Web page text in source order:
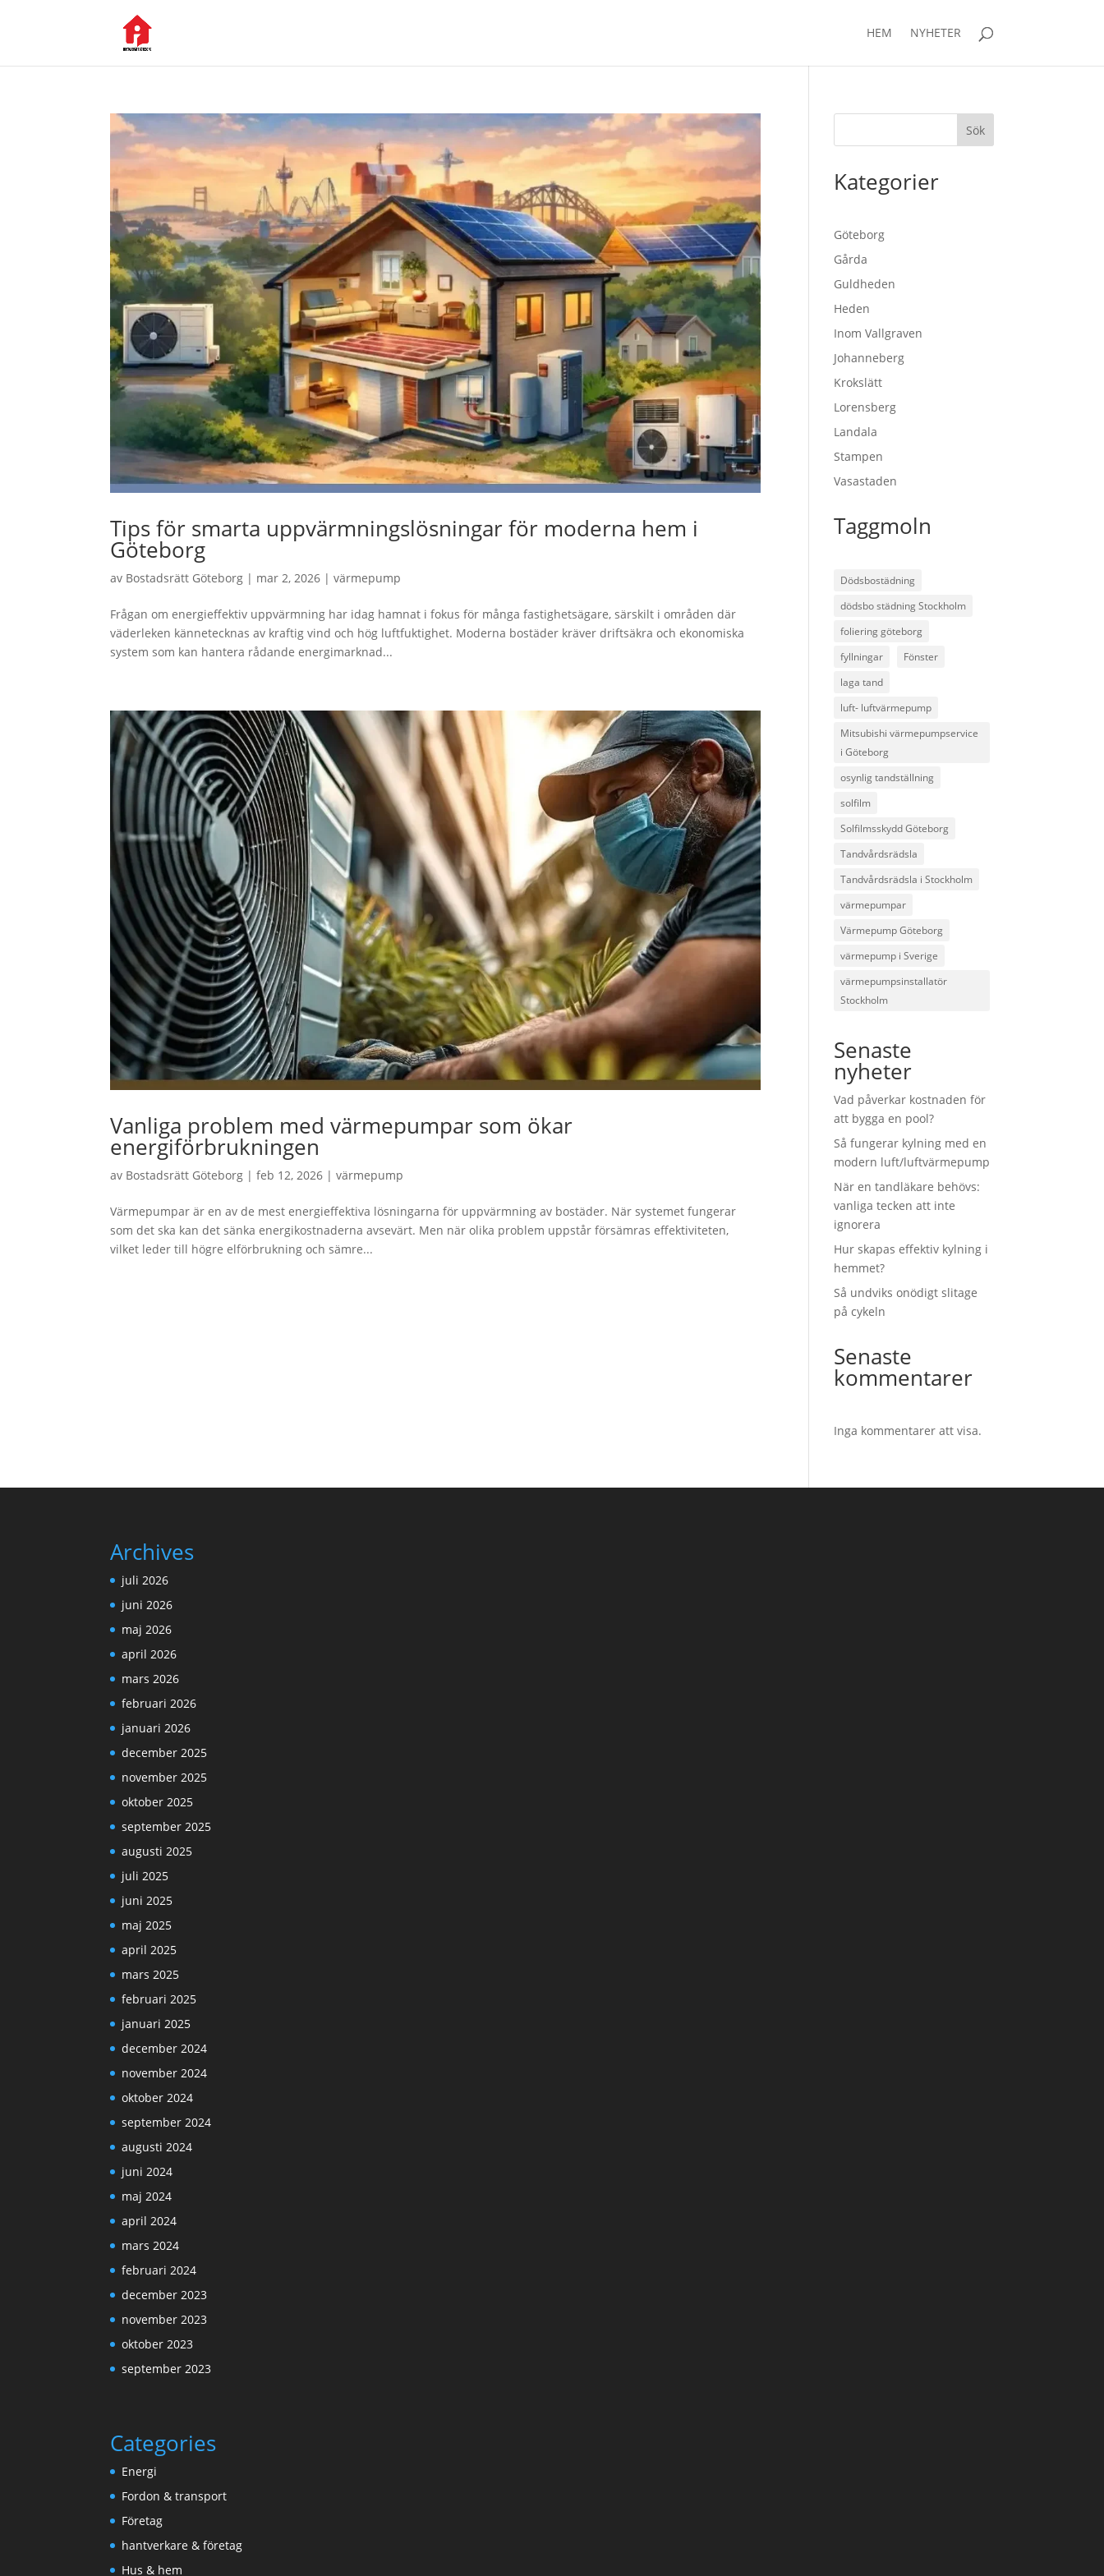
HEM NYHETER
Tips för smarta uppvärmningslösningar för moderna hem i
Göteborg
av Bostadsrätt Göteborg | mar 2, 2026 |värmepump
Frågan om energieffektiv uppvärmning har idag hamnat i fokus för många fastighetsägare, särskilt i områden där
väderleken kännetecknas av kraftig vind och hög luftfuktighet. Moderna bostäder kräver driftsäkra och ekonomiska
system som kan hantera rådande energimarknad...
Vanliga problem med värmepumpar som ökar
energiförbrukningen
av Bostadsrätt Göteborg |feb 12, 2026 |värmepump
Värmepumpar är en av de mest energieffektiva lösningarna för uppvärmning av bostäder. När systemet fungerar
som det ska kan det sänka energikostnaderna avsevärt. Men när olika problem uppstår försämras effektiviteten,
vilket leder till högre elförbrukning och sämre...
Sök
Kategorier
Göteborg
Gårda
Guldheden
Heden
Inom Vallgraven
Johanneberg
Krokslätt
Lorensberg
Landala
Stampen
Vasastaden
Taggmoln
Dödsbostädning
dödsbo städning Stockholm
foliering göteborg
fyllningar
Fönster
laga tand
luft- luftvärmepump
Mitsubishi värmepumpservice
i Göteborg
osynlig tandställning
solfilm
Solfilmsskydd Göteborg
Tandvårdsrädsla
Tandvårdsrädsla i Stockholm
värmepumpar
Värmepump Göteborg
värmepump i Sverige
värmepumpsinstallatör
Stockholm
Senaste
nyheter
Vad påverkar kostnaden för
att bygga en pool?
Så fungerar kylning med en
modern luft/luftvärmepump
När en tandläkare behövs:
vanliga tecken att inte
ignorera
Hur skapas effektiv kylning i
hemmet?
Så undviks onödigt slitage
på cykeln
Senaste
kommentarer
Inga kommentarer att visa.
Archives
juli 2026
juni 2026
maj 2026
april 2026
mars 2026
februari 2026
januari 2026
december 2025
november 2025
oktober 2025
september 2025
augusti 2025
juli 2025
juni 2025
maj 2025
april 2025
mars 2025
februari 2025
januari 2025
december 2024
november 2024
oktober 2024
september 2024
augusti 2024
juni 2024
maj 2024
april 2024
mars 2024
februari 2024
december 2023
november 2023
oktober 2023
september 2023
Categories
Energi
Fordon & transport
Företag
hantverkare & företag
Hus & hem